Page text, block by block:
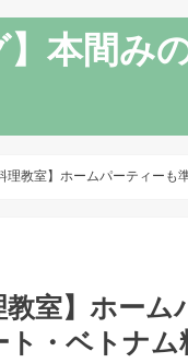
】本間み
理教室】ホームパーティー
教室】ホー
・ベトナム